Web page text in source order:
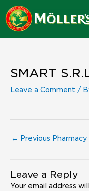
Skip
to
content
SMART
Leave a Comment /
← Previous Pharmacy
Leave a Reply
Your email address